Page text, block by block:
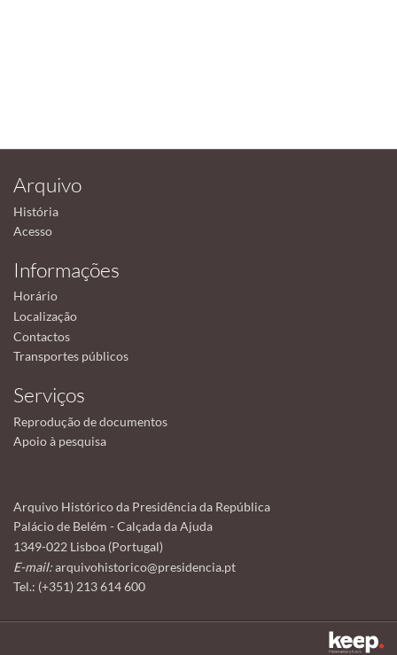
Arquivo
História
Acesso
Informações
Horário
Localização
Contactos
Transportes públicos
Serviços
Reprodução de documentos
Apoio à pesquisa
Arquivo Histórico da Presidência da República
Palácio de Belém - Calçada da Ajuda
1349-022 Lisboa (Portugal)
E-mail:arquivohistorico@presidencia.pt
Tel.: (+351) 213 614 600